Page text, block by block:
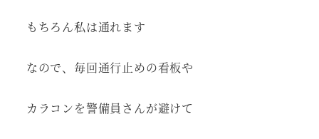
もちろん私は通れます
なので、毎回通行止めの看板や
カラコンを警備員さんが避けて